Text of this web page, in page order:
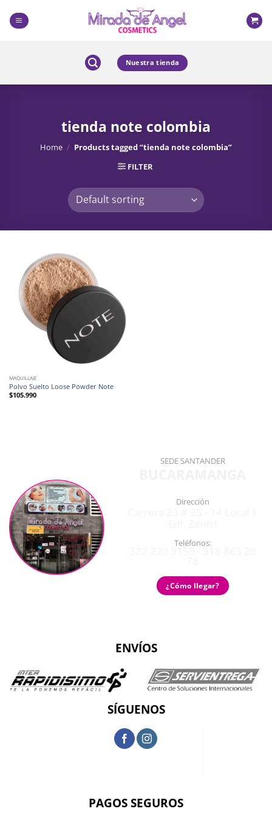
content
Nuestra tienda
tienda note colombia
Home / Products tagged “tienda note colombia”
FILTER
MAQUILLAJE
Polvo Suelto Loose Powder Note
$105.990
SEDE SANTANDER
Dirección
Teléfonos:
¿Cómo llegar?
ENVÍOS
SÍGUENOS
PAGOS SEGUROS